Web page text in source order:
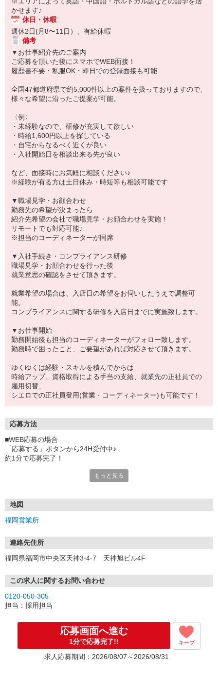
かせます♪
休日・休暇
週休2日(月8〜11日）、有給休暇
備考
▼お仕事紹介先のご案内
ご応募を頂いた後にスマホでWEB面接！
履歴書不要・私服OK・即日での登録面接も可能
全国47都道府県で約5,000件以上の案件を扱っておりますので、
様々な希望に沿ったご提案が可能。
〈例〉
・未経験なので、研修が充実して欲しい
・時給1,600円以上を探している
・自宅からなるべく近くが良い
・入社開始日を相談出来る先が良い
など、面接時にお気軽に相談ください♪
※経験が有る方は土日休み・時短等も相談可能です
▼職場見学・お顔合わせ
勤務先の希望が決まったら
紹介先希望の会社で職場見学・お顔合わせを実施！
リモートでも対応可能♪
※担当のコーディネーターが同席
▼入社手続き・コンプライアンス研修
職場見学・お顔合わせを行った後
就業意思の確認をさせて頂きます。
就業希望の場合は、入店日の希望をお伺いしたうえで調整可
能。
コンプライアンスに関する研修を入店日までに実施致します。
▼お仕事開始
勤務開始後も担当のコーディネーターがフォロー致します。
勤務時で困ったこと、ご要望があれば対応させて頂きます。
ゆくゆくは経験・スキルを積んでからは
時給アップ、資格取得による手当の支給、就業先の正社員での
雇用切替、
シエロでの正社員登用(営業・コーディネーター)も可能です！
応募方法
■WEB応募の場合
「応募する」ボタンから24H受付中♪
約1分で応募完了！
①応募から3営業日を目安に、メールorお電話でご連絡します。
★スマホでWEB面接（LINEなど）・出張面接・事務所面接と選べま
す
③面接実施（履歴書不要）
※ご希望があれば、職場見学の調整もOKです！
お気軽にご応募ください♪
もっと見る
地図
福岡営業所
連絡先住所
福岡県福岡市中央区天神3-4-7 天神旭ビル4F
この求人に関するお問い合わせ
0120-050-305
担当：採用担当
応募画面へ進む
1分で応募完了!! キープ
求人応募期間：2026/08/07～2026/08/31